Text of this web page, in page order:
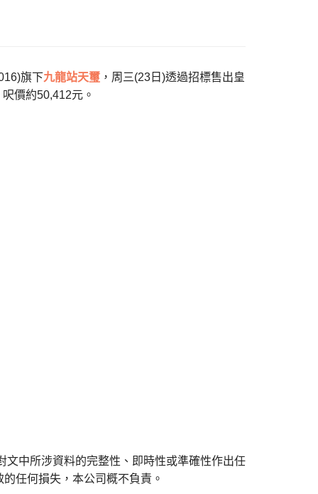
旗下九龍站天璽 ，周三(23日)透過招標售出皇
價約50,412元。
中所涉資料的完整性、即時性或準確性作出任
任何損失，本公司概不負責。